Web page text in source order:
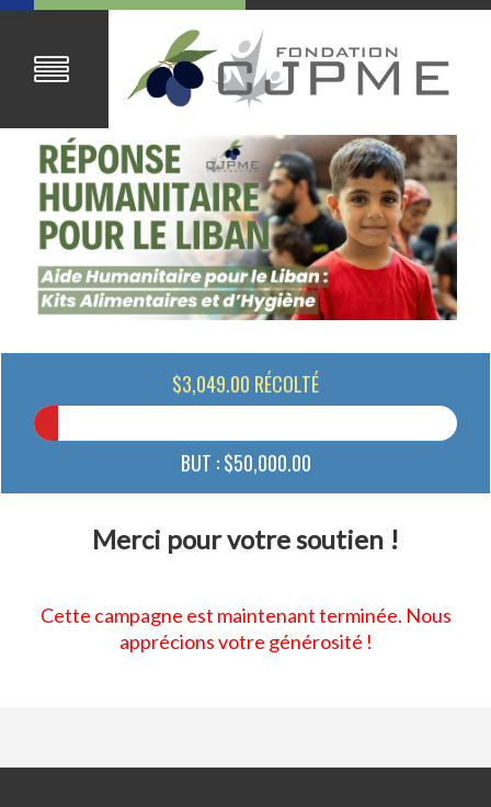
$3,049.00 RÉCOLTÉ
BUT : $50,000.00
Merci pour votre soutien !
Cette campagne est maintenant terminée. Nous
apprécions votre générosité !